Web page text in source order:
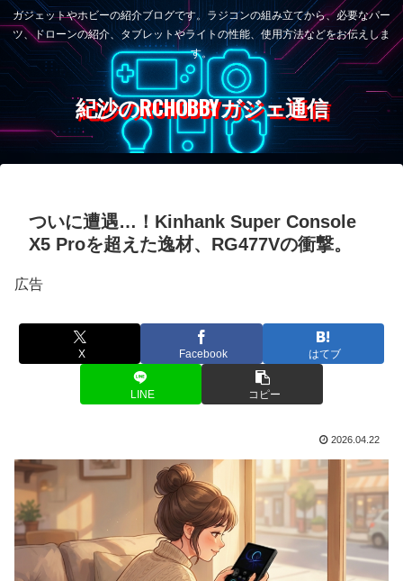
ガジェットやホビーの紹介ブログです。ラジコンの組み立てから、必要なパー
ツ、ドローンの紹介、タブレットやライトの性能、使用方法などをお伝えしま
す。
紀沙のRCHOBBYガジェ通信
ついに遭遇…！Kinhank Super Console
X5 Proを超えた逸材、RG477Vの衝撃。
広告
X Facebook はてブ
LINE コピー
2026.04.22